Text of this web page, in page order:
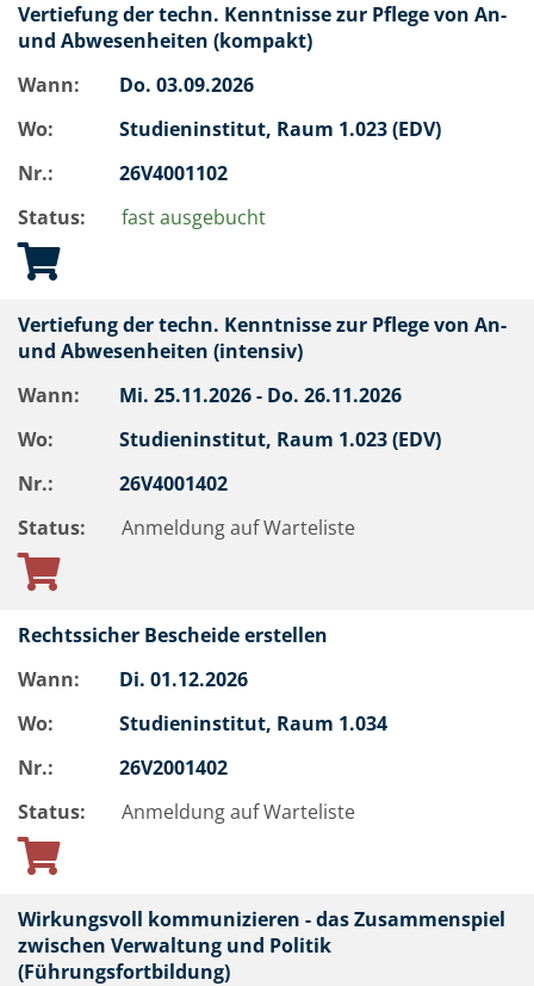
Vertiefung der techn. Kenntnisse zur Pflege von An-
und Abwesenheiten (kompakt)
Wann:
Do. 03.09.2026
Wo:
Studieninstitut, Raum 1.023 (EDV)
Nr.:
26V4001102
Status:
fast ausgebucht
Vertiefung der techn. Kenntnisse zur Pflege von An-
und Abwesenheiten (intensiv)
Wann:
Mi. 25.11.2026 - Do. 26.11.2026
Wo:
Studieninstitut, Raum 1.023 (EDV)
Nr.:
26V4001402
Status:
Anmeldung auf Warteliste
Rechtssicher Bescheide erstellen
Wann:
Di. 01.12.2026
Wo:
Studieninstitut, Raum 1.034
Nr.:
26V2001402
Status:
Anmeldung auf Warteliste
Wirkungsvoll kommunizieren - das Zusammenspiel
zwischen Verwaltung und Politik
(Führungsfortbildung)